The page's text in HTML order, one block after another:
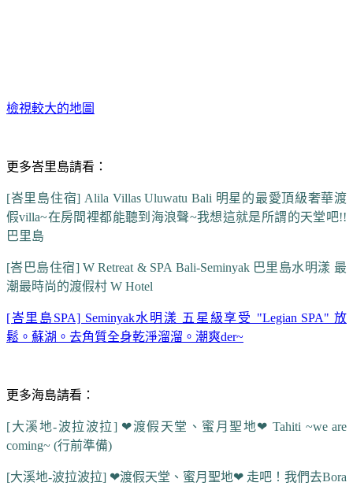
檢視較大的地圖
更多峇里島請看：
[峇里島住宿] Alila Villas Uluwatu Bali 明星的最愛頂級奢華渡
假villa~在房間裡都能聽到海浪聲~我想這就是所謂的天堂吧!!
巴里島
[峇巴島住宿] W Retreat & SPA Bali-Seminyak 巴里島水明漾 最
潮最時尚的渡假村 W Hotel
[峇里島SPA] Seminyak水明漾 五星級享受 "Legian SPA" 放
鬆。蘇湖。去角質全身乾淨溜溜。潮爽der~
更多海島請看：
[大溪地-波拉波拉] ❤渡假天堂、蜜月聖地❤ Tahiti ~we are
coming~ (行前準備)
[大溪地-波拉波拉] ❤渡假天堂、蜜月聖地❤ 走吧！我們去Bora